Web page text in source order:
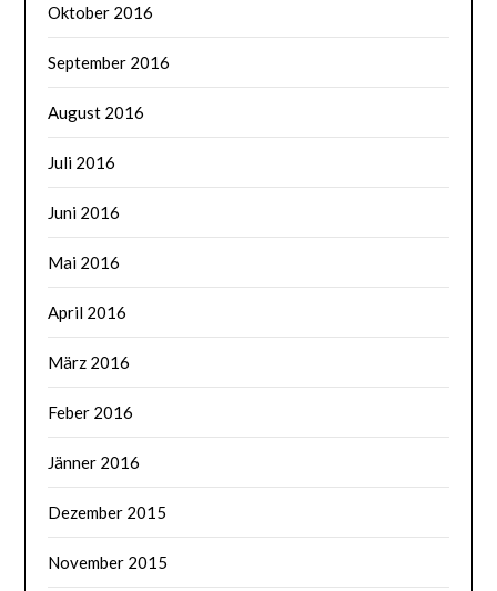
Oktober 2016
September 2016
August 2016
Juli 2016
Juni 2016
Mai 2016
April 2016
März 2016
Feber 2016
Jänner 2016
Dezember 2015
November 2015